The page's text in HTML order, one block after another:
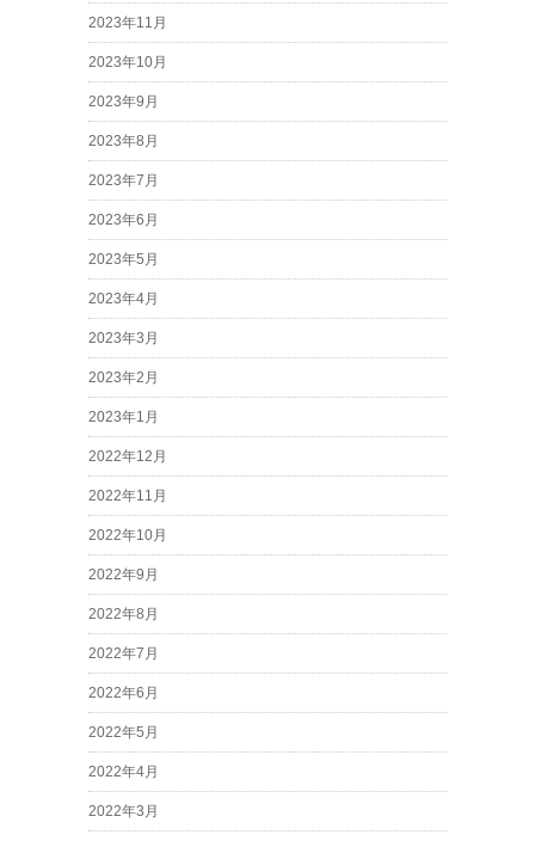
2023年11月
2023年10月
2023年9月
2023年8月
2023年7月
2023年6月
2023年5月
2023年4月
2023年3月
2023年2月
2023年1月
2022年12月
2022年11月
2022年10月
2022年9月
2022年8月
2022年7月
2022年6月
2022年5月
2022年4月
2022年3月